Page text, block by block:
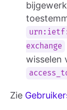
exchange
wisselen
Zie